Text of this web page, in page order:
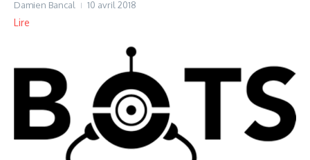
Damien Bancal 10 avril 2018
Lire